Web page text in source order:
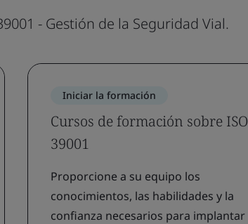
- Gestión de la Seguridad Vial.
Iniciar la formación
Cursos de formación sobre ISO
39001
Proporcione a su equipo los
conocimientos, las habilidades y la
confianza necesarios para implantar